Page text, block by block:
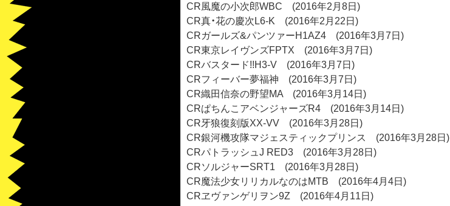
CR風魔の小次郎WBC (2016年2月8日)
CR真・花の慶次L6-K (2016年2月22日)
CRガールズ&パンツァーH1AZ4 (2016年3月7日)
CR東京レイヴンズFPTX (2016年3月7日)
CRバスタード!!H3-V (2016年3月7日)
CRフィーバー夢福神 (2016年3月7日)
CR織田信奈の野望MA (2016年3月14日)
CRぱちんこアベンジャーズR4 (2016年3月14日)
CR牙狼復刻版XX-VV (2016年3月28日)
CR銀河機攻隊マジェスティックプリンス (2016年3月28日)
CRパトラッシュJ RED3 (2016年3月28日)
CRソルジャーSRT1 (2016年3月28日)
CR魔法少女リリカルなのはMTB (2016年4月4日)
CRヱヴァンゲリヲン9Z (2016年4月11日)